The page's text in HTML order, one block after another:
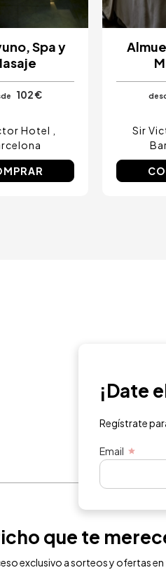
Spa y
102 €
Hotel
Sir
que te
exclusivo a sorteos y ofertas en
¡Date
Regístrate
Email